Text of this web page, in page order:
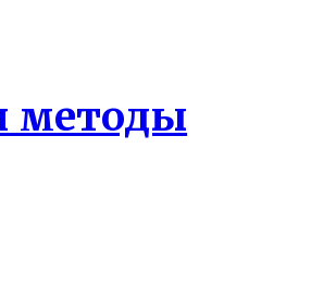
методы